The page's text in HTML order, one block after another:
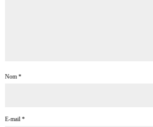
Nom *
E-mail *